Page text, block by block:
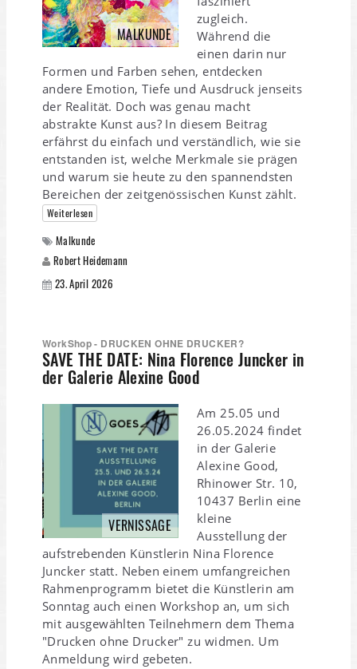
MALKUNDE
zugleich.
Während die
einen darin nur
Formen und Farben sehen, entdecken
andere Emotion, Tiefe und Ausdruck jenseits
der Realität. Doch was genau macht
abstrakte Kunst aus? In diesem Beitrag
erfährst du einfach und verständlich, wie sie
entstanden ist, welche Merkmale sie prägen
und warum sie heute zu den spannendsten
Bereichen der zeitgenössischen Kunst zählt.
Weiterlesen
Malkunde
Robert Heidemann
23. April 2026
WorkShop - DRUCKEN OHNE DRUCKER?
SAVE THE DATE: Nina Florence Juncker in
der Galerie Alexine Good
VERNISSAGE
Am 25.05 und
26.05.2024 findet
in der Galerie
Alexine Good,
Rhinower Str. 10,
10437 Berlin eine
kleine
Ausstellung der
aufstrebenden Künstlerin Nina Florence
Juncker statt. Neben einem umfangreichen
Rahmenprogramm bietet die Künstlerin am
Sonntag auch einen Workshop an, um sich
mit ausgewählten Teilnehmern dem Thema
"Drucken ohne Drucker" zu widmen. Um
Anmeldung wird gebeten.